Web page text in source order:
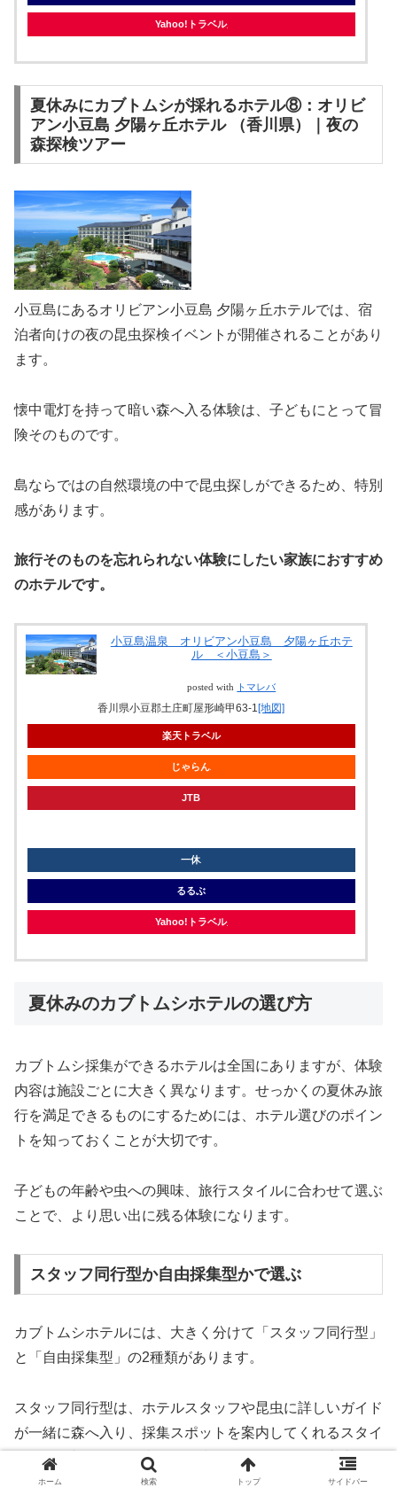
Yahoo!トラベル
夏休みにカブトムシが採れるホテル⑧：オリビ
アン小豆島 夕陽ヶ丘ホテル （香川県）｜夜の
森探検ツアー
小豆島にあるオリビアン小豆島 夕陽ヶ丘ホテルでは、宿
泊者向けの夜の昆虫探検イベントが開催されることがあり
ます。
懐中電灯を持って暗い森へ入る体験は、子どもにとって冒
険そのものです。
島ならではの自然環境の中で昆虫探しができるため、特別
感があります。
旅行そのものを忘れられない体験にしたい家族におすすめ
のホテルです。
小豆島温泉 オリビアン小豆島 夕陽ヶ丘ホテ
ル ＜小豆島＞
posted with トマレバ
香川県小豆郡土庄町屋形崎甲63-1[地図]
楽天トラベル
じゃらん
JTB
一休
るるぶ
Yahoo!トラベル
夏休みのカブトムシホテルの選び方
カブトムシ採集ができるホテルは全国にありますが、体験
内容は施設ごとに大きく異なります。せっかくの夏休み旅
行を満足できるものにするためには、ホテル選びのポイン
トを知っておくことが大切です。
子どもの年齢や虫への興味、旅行スタイルに合わせて選ぶ
ことで、より思い出に残る体験になります。
スタッフ同行型か自由採集型かで選ぶ
カブトムシホテルには、大きく分けて「スタッフ同行型」
と「自由採集型」の2種類があります。
スタッフ同行型は、ホテルスタッフや昆虫に詳しいガイド
が一緒に森へ入り、採集スポットを案内してくれるスタイ
ルです。初めての昆虫採集や小さな子どもがいる家庭に向
いています。
ホーム 検索 トップ サイドバー